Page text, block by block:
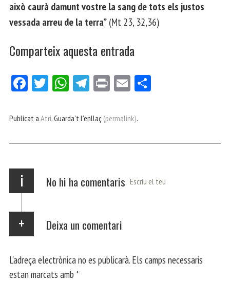
això caurà damunt vostre la sang de tots els justos
vessada arreu de la terra”(Mt 23, 32,36)
Comparteix aquesta entrada
Fa
bo
Tw
er
W
ts
p
Te
gr
m
Pri E
ail
ei
Publicat a Atri. Guarda't l'enllaç (permalink).
i No hi ha comentaris Escriu el teu
Deixa un comentari
L'adreça electrònica no es publicarà. Els camps necessaris
estan marcats amb *